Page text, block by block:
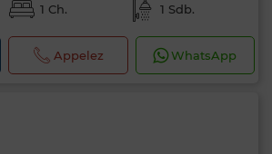
1 Ch. 1 Sdb.
Appelez WhatsApp